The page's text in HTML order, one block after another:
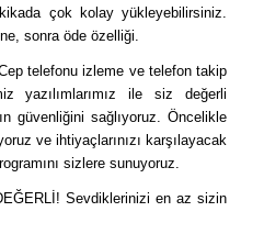
çok kolay yükleyebilirsiniz.
sonra öde özelliği.
telefonu izleme ve telefon takip
yazılımlarımız ile siz değerli
güvenliğini sağlıyoruz. Öncelikle
ve ihtiyaçlarınızı karşılayacak
sizlere sunuyoruz.
Sevdiklerinizi en az sizin